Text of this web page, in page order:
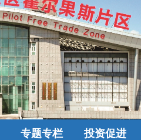
专题专栏 投资促进